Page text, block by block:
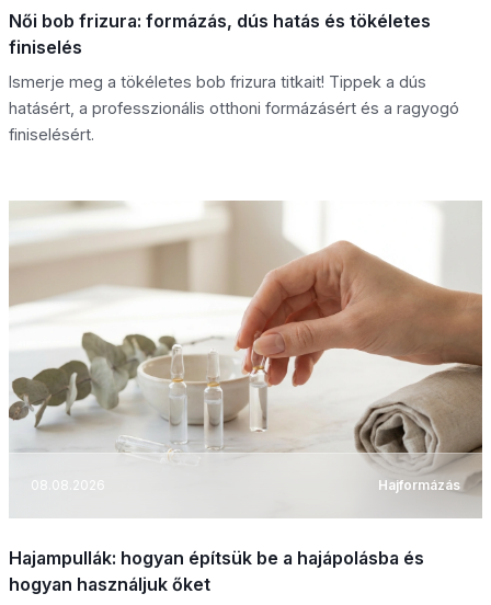
Női bob frizura: formázás, dús hatás és tökéletes
finiselés
Ismerje meg a tökéletes bob frizura titkait! Tippek a dús
hatásért, a professzionális otthoni formázásért és a ragyogó
finiselésért.
08.08.2026 Hajformázás
Hajampullák: hogyan építsük be a hajápolásba és
hogyan használjuk őket